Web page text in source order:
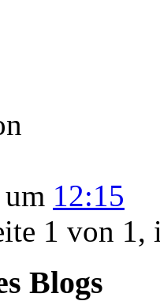
um 12:15
1 von 1,
Blogs